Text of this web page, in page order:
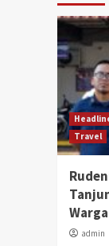
Travel
admin